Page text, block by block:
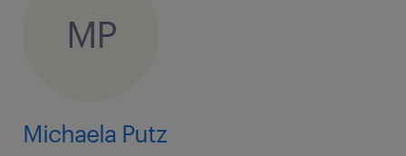
MP
Michaela Putz